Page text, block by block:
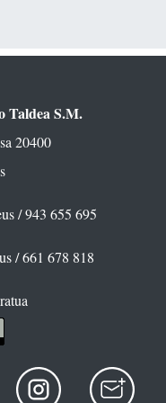
Taldea S.M.
20400
/ 943 655 695
/ 661 678 818